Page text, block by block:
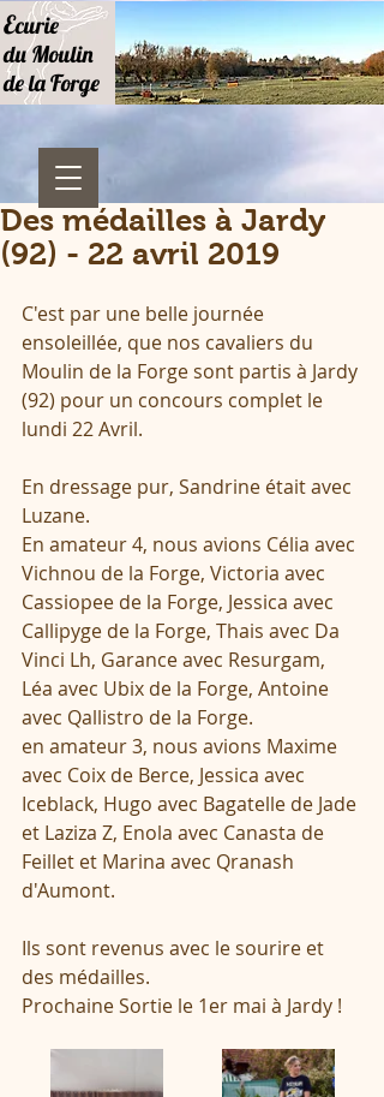
Ecurie
du Moulin
de la Forge
Des médailles à Jardy
(92) - 22 avril 2019
C'est par une belle journée
ensoleillée, que nos cavaliers du
Moulin de la Forge sont partis à Jardy
(92) pour un concours complet le
lundi 22 Avril.
En dressage pur, Sandrine était avec
Luzane.
En amateur 4, nous avions Célia avec
Vichnou de la Forge, Victoria avec
Cassiopee de la Forge, Jessica avec
Callipyge de la Forge, Thais avec Da
Vinci Lh, Garance avec Resurgam,
Léa avec Ubix de la Forge, Antoine
avec Qallistro de la Forge.
en amateur 3, nous avions Maxime
avec Coix de Berce, Jessica avec
Iceblack, Hugo avec Bagatelle de Jade
et Laziza Z, Enola avec Canasta de
Feillet et Marina avec Qranash
d'Aumont.
Ils sont revenus avec le sourire et
des médailles.
Prochaine Sortie le 1er mai à Jardy !